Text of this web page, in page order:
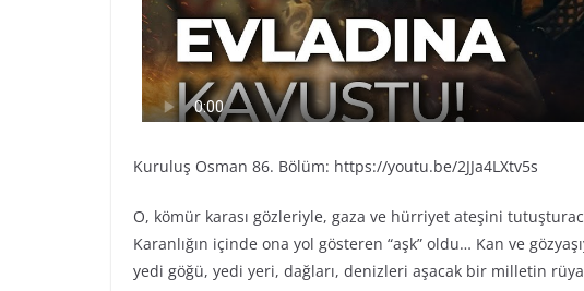
Kuruluş Osman 86. Bölüm: https://youtu.be/2JJa4LXtv5s
O, kömür karası gözleriyle, gaza ve hürriyet ateşini
Karanlığın içinde ona yol gösteren “aşk” oldu… Kan ve
yedi göğü, yedi yeri, dağları, denizleri aşacak bir milletin